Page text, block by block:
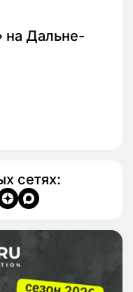
на Дальне-
сетях: